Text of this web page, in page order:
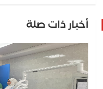
أخبار ذات صلة